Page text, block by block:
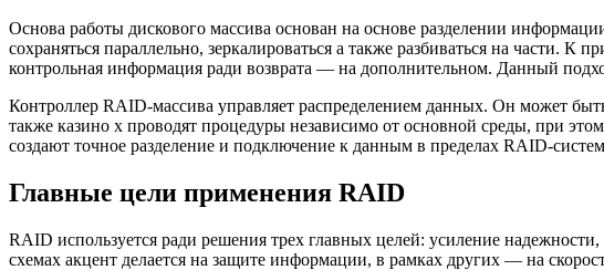
Основа работы дискового массива основан на основе разделении
сохраняться параллельно, зеркалироваться а также разбиваться на части.
контрольная информация ради возврата — на дополнительном. Данный
Контроллер RAID-массива управляет распределением данных. Он может
также казино х проводят процедуры независимо от основной среды, при
создают точное разделение и подключение к данным в пределах RAID-
Главные цели применения RAID
RAID используется ради решения трех главных целей: усиление
схемах акцент делается на защите информации, в рамках других — на